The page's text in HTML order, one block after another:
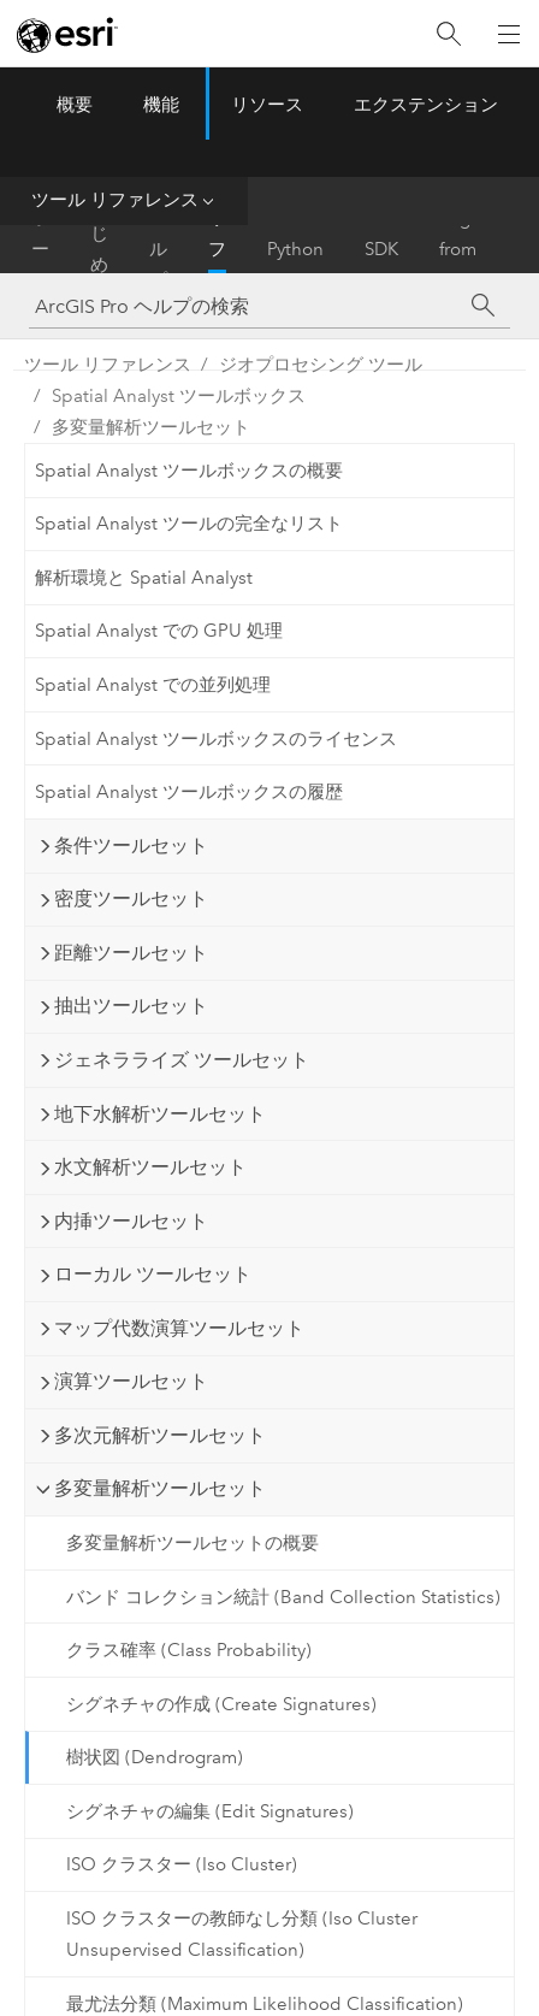
ArcGIS Pro Menu
概要 機能 リソース エクステンション
ツール リファレンス
ー
ム
は
じ
め
に
ル
プ
フ
ァ
レ
ン
ス
Python SDK
from
ArcMap
ツール リファレンス
ジオプロセシング ツール
Spatial Analyst ツールボックス
多変量解析ツールセット
Spatial Analyst ツールボックスの概要
Spatial Analyst ツールの完全なリスト
解析環境と Spatial Analyst
Spatial Analyst での GPU 処理
Spatial Analyst での並列処理
Spatial Analyst ツールボックスのライセンス
Spatial Analyst ツールボックスの履歴
条件ツールセット
密度ツールセット
距離ツールセット
抽出ツールセット
ジェネラライズ ツールセット
地下水解析ツールセット
水文解析ツールセット
内挿ツールセット
ローカル ツールセット
マップ代数演算ツールセット
演算ツールセット
多次元解析ツールセット
多変量解析ツールセット
多変量解析ツールセットの概要
バンド コレクション統計 (Band Collection Statistics)
クラス確率 (Class Probability)
シグネチャの作成 (Create Signatures)
樹状図 (Dendrogram)
シグネチャの編集 (Edit Signatures)
ISO クラスター (Iso Cluster)
ISO クラスターの教師なし分類 (Iso Cluster
Unsupervised Classification)
最尤法分類 (Maximum Likelihood Classification)